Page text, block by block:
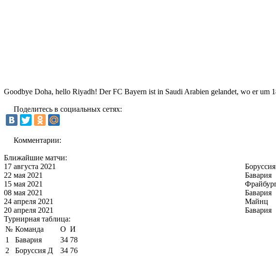
Goodbye Doha, hello Riyadh! Der FC Bayern ist in Saudi Arabien gelandet, wo er um
Поделитесь в социальных сетях:
Комментарии:
Ближайшие матчи:
17 августа 2021
22 мая 2021
Бавария
15 мая 2021
08 мая 2021
Бавария
24 апреля 2021
Майнц
20 апреля 2021
Бавария
Турнирная таблица:
№ Команда О И
1
Бавария 34 78
2
Боруссия Д 34 76